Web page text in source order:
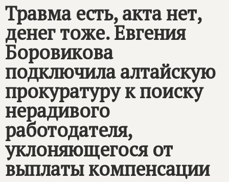
Травма есть, акта нет,
денег тоже. Евгения
Боровикова
подключила алтайскую
прокуратуру к поиску
нерадивого
работодателя,
уклоняющегося от
выплаты компенсации